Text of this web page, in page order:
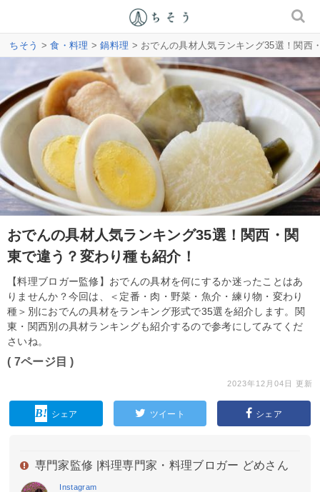
ちそう >食・料理 >鍋料理 > おでんの具材人気ランキング35選！関西
おでんの具材人気ランキング35選！関西・関
東で違う？変わり種も紹介！
【料理ブロガー監修】おでんの具材を何にするか迷ったことはあ
りませんか？今回は、＜定番・肉・野菜・魚介・練り物・変わり
種＞別におでんの具材をランキング形式で35選を紹介します。関
東・関西別の具材ランキングも紹介するので参考にしてみてくだ
さいね。
( 7ページ目 )
2023年12月04日 更新
シェア ツイート シェア
専門家監修 | 料理専門家・料理ブロガー どめさん
Instagram